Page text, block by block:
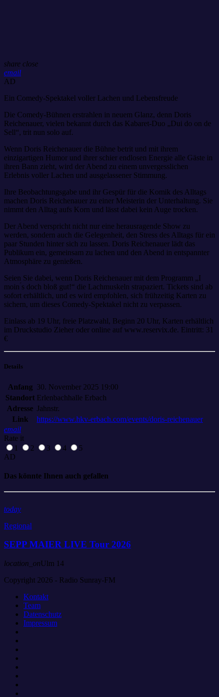
share close
email
AD
Ein Comedy-Spektakel voller Lachen und Lebensfreude
Die Comedy-Bühnen erstrahlen in neuem Glanz, denn Doris
Reichenauer, vielen bekannt durch das Kabaret-Duo „Dui do on de
Sell“, trit nun solo auf.
Wenn Doris Reichenauer die Bühne betrit und mit ihrem
einzigartigen Humor und ihrer schier endlosen Energie alle Gäste in
ihren Bann zieht, wird der Abend zu einem unvergesslichen
Erlebnis voller Lachen und ausgelassener Stimmung.
Ihre Beobachtungsgabe und ihr Gespür für die Komik des Alltags
machen Doris Reichenauer zu einer Meisterin der Unterhaltung. Sie
nimmt den Alltag aufs Korn und lässt dabei kein Auge trocken.
Der Abend verspricht nicht nur eine herausragende Show zu
werden, sondern auch die Gelegenheit, den Stress des Alltags für ein
paar Stunden hinter sich zu lassen. Doris Reichenauer lädt das
Publikum ein, gemeinsam zu lachen und den Abend in entspannter
Atmosphäre zu genießen.
Seien Sie dabei, wenn Doris Reichenauer mit dem Programm „I
moin ́s doch bloß gut!“ die Lachmuskeln strapaziert. Tickets sind ab
sofort erhältlich, und es wird empfohlen, sich frühzeitig Karten zu
sichern, um dieses Comedy-Spektakel nicht zu verpassen.
Einlass ab 19 Uhr, freie Platzwahl, Beginn 20 Uhr, Karten erhältlich
im Druckstudio Zieher oder online auf www.reservix.de. Eintritt: 31
€
Details
Anfang 30. November 2025 19:00
Standort Erlenbachhalle Erbach
Adresse Jahnstr.
Link
https://www.hkv-erbach.com/events/doris-reichenauer
email
Rate it
1
2 3 4
5
AD
Das könnte Ihnen auch gefallen
today
Regional
SEPP MAIER LIVE Tour 2026
location_onUlm 14
Copyright 2026 - Radio Sunray-FM
Kontakt
Team
Datenschutz
Impressum